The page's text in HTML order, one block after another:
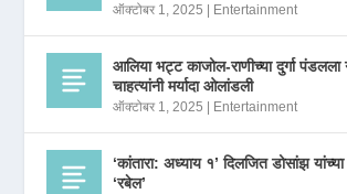
ऑक्टोबर 1, 2025 Entertainment
आलिया भट्ट काजोल-राणीच्या दुर्गा पंडलला
चाहत्यांनी मर्यादा ओलांडली
ऑक्टोबर 1, 2025 Entertainment
‘कांतारा: अध्याय १’ दिलजित डोसांझ
‘रबेल’